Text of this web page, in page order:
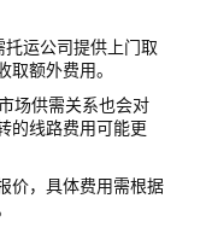
运公司提供上门取
额外费用。
场供需关系也会对
的线路费用可能更
价，具体费用需根据